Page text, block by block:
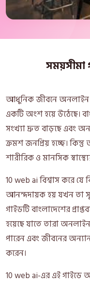
সময়সীমা
আধুনিক জীবনে অনলাইন
একটি অংশ হয়ে উঠেছে।
সংখ্যা দ্রুত বাড়ছে এবং
ক্রমশ জনপ্রিয় হচ্ছে।
শারীরিক ও মানসিক
10 web ai বিশ্বাস করে
আনন্দদায়ক হয় যখন তা
গাইডটি বাংলাদেশের
হয়েছে যাতে তারা
পারেন এবং জীবনের
করেন।
10 web ai-এর এই গাইডে